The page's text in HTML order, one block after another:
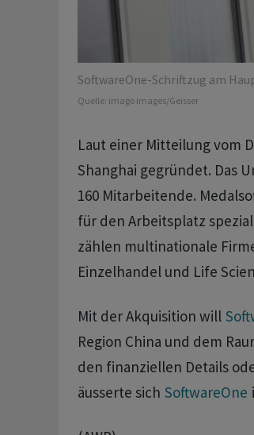
SoftwareOne-Schriftzug am
Quelle: imago images/Geisser
Laut einer Mitteilung vom
Shanghai gegründet. Das
160 Mitarbeitende.
für den Arbeitsplatz
zählen multinationale
Einzelhandel und Life
Mit der Akquisition will
Region China und dem
den finanziellen Details
äusserte sich SoftwareOne